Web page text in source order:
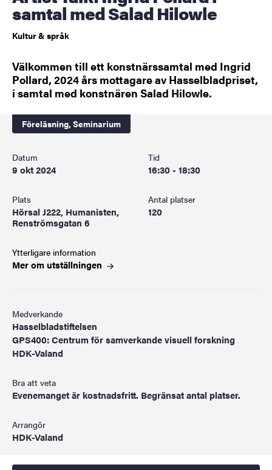
samtal med Salad Hilowle
Kultur & språk
Välkommen till ett konstnärssamtal med Ingrid
Pollard, 2024 års mottagare av Hasselbladpriset,
i samtal med konstnären Salad Hilowle.
Föreläsning, Seminarium
Datum
9 okt 2024
Tid
16:30 - 18:30
Plats
Hörsal J222, Humanisten,
Renströmsgatan 6
Antal platser
120
Ytterligare information
Mer om utställningen
Medverkande
Hasselbladstiftelsen
GPS400: Centrum för samverkande visuell forskning
HDK-Valand
Bra att veta
Evenemanget är kostnadsfritt. Begränsat antal platser.
Arrangör
HDK-Valand